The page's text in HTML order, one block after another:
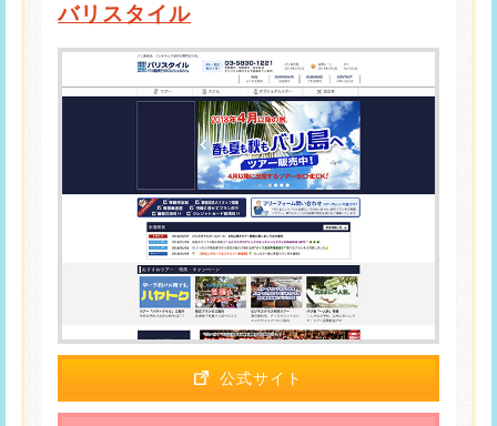
バリスタイル
公式サイト